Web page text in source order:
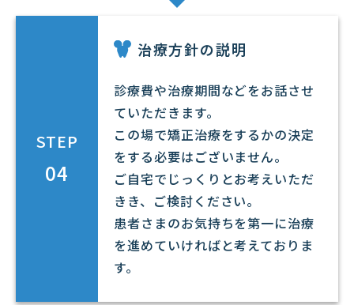
STEP
04
治療方針の説明
診療費や治療期間などをお話させ
ていただきます。
この場で矯正治療をするかの決定
をする必要はございません。
ご自宅でじっくりとお考えいただ
きき、ご検討ください。
患者さまのお気持ちを第一に治療
を進めていければと考えておりま
す。